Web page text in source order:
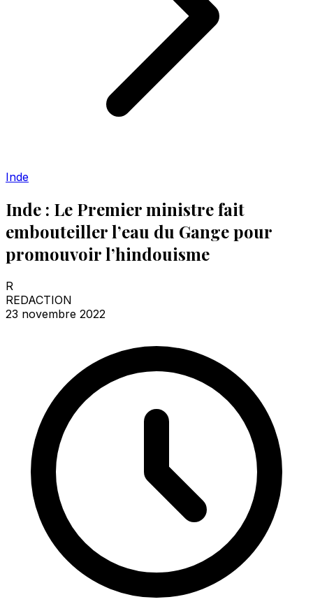
Inde
Inde : Le Premier ministre fait
embouteiller l’eau du Gange pour
promouvoir l’hindouisme
R
REDACTION
23 novembre 2022